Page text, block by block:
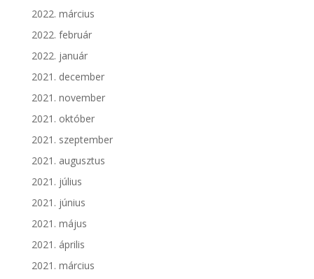
2022. március
2022. február
2022. január
2021. december
2021. november
2021. október
2021. szeptember
2021. augusztus
2021. július
2021. június
2021. május
2021. április
2021. március